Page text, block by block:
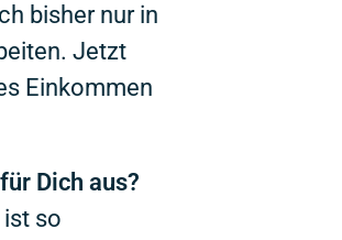
bisher nur in
Jetzt
Einkommen
Dich aus?
ist so